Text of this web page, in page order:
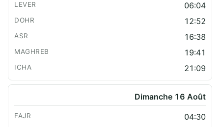
06:04
12:52
16:38
19:41
21:09
Dimanche 16 Août
04:30